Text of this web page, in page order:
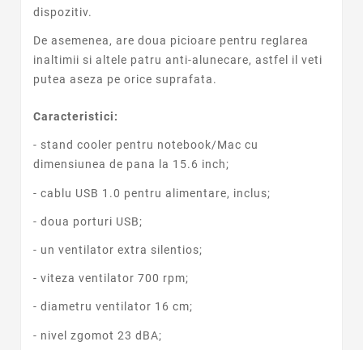
dispozitiv.
De asemenea, are doua picioare pentru reglarea
inaltimii si altele patru anti-alunecare, astfel il veti
putea aseza pe orice suprafata.
Caracteristici:
- stand cooler pentru notebook/Mac cu
dimensiunea de pana la 15.6 inch;
- cablu USB 1.0 pentru alimentare, inclus;
- doua porturi USB;
- un ventilator extra silentios;
- viteza ventilator 700 rpm;
- diametru ventilator 16 cm;
- nivel zgomot 23 dBA;